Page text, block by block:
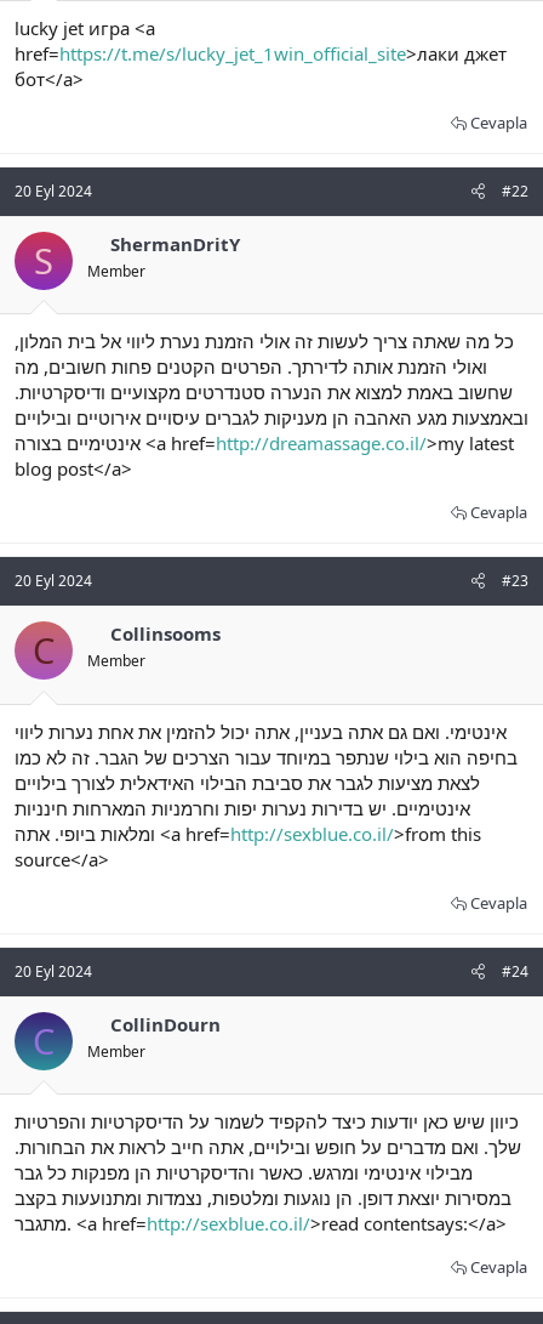
t
a
n
i
i
lucky jet игра <a
href=https://t.me/s/lucky_jet_1win_official_site>лаки джет
бот</a>
Cevapla
20 Eyl 2024 #22
S ShermanDritY
Member
כל מה שאתה צריך לעשות זה אולי הזמנת נערת ליווי אל בית המלון,
ואולי הזמנת אותה לדירתך. הפרטים הקטנים פחות חשובים, מה
שחשוב באמת למצוא את הנערה סטנדרטים מקצועיים ודיסקרטיות.
ובאמצעות מגע האהבה הן מעניקות לגברים עיסויים אירוטיים ובילויים
אינטימיים בצורה <a href=http://dreamassage.co.il/>my latest
blog post</a>
Cevapla
20 Eyl 2024 #23
C Collinsooms
Member
אינטימי. ואם גם אתה בעניין, אתה יכול להזמין את אחת נערות ליווי
בחיפה הוא בילוי שנתפר במיוחד עבור הצרכים של הגבר. זה לא כמו
לצאת מציעות לגבר את סביבת הבילוי האידאלית לצורך בילויים
אינטימיים. יש בדירות נערות יפות וחרמניות המארחות חינניות
ומלאות ביופי. אתה <a href=http://sexblue.co.il/>from this
source</a>
Cevapla
20 Eyl 2024 #24
C CollinDourn
Member
כיוון שיש כאן יודעות כיצד להקפיד לשמור על הדיסקרטיות והפרטיות
שלך. ואם מדברים על חופש ובילויים, אתה חייב לראות את הבחורות.
מבילוי אינטימי ומרגש. כאשר והדיסקרטיות הן מפנקות כל גבר
במסירות יוצאת דופן. הן נוגעות ומלטפות, נצמדות ומתנועעות בקצב
מתגבר. <a href=http://sexblue.co.il/>read contentsays:</a>
Cevapla